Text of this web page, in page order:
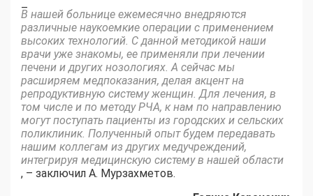
–
В нашей больнице ежемесячно внедряются
различные наукоемкие операции с применением
высоких технологий. С данной методикой наши
врачи уже знакомы, ее применяли при лечении
печени и других нозологиях. А сейчас мы
расширяем медпоказания, делая акцент на
репродуктивную систему женщин. Для лечения, в
том числе и по методу РЧА, к нам по направлению
могут поступать пациенты из городских и сельских
поликлиник. Полученный опыт будем передавать
нашим коллегам из других медучреждений,
интегрируя медицинскую систему в нашей области
, – заключил А. Мурзахметов.